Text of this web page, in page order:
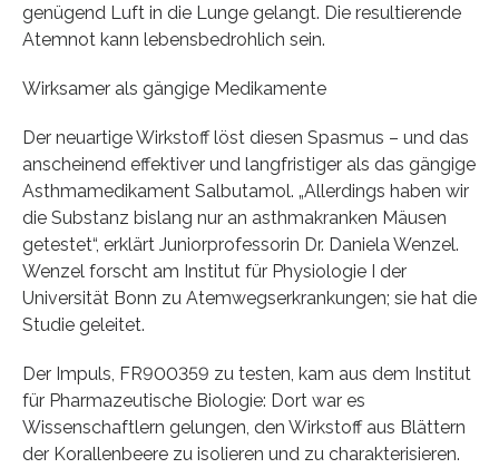
genügend Luft in die Lunge gelangt. Die resultierende
Atemnot kann lebensbedrohlich sein.
Wirksamer als gängige Medikamente
Der neuartige Wirkstoff löst diesen Spasmus – und das
anscheinend effektiver und langfristiger als das gängige
Asthmamedikament Salbutamol. „Allerdings haben wir
die Substanz bislang nur an asthmakranken Mäusen
getestet“, erklärt Juniorprofessorin Dr. Daniela Wenzel.
Wenzel forscht am Institut für Physiologie I der
Universität Bonn zu Atemwegserkrankungen; sie hat die
Studie geleitet.
Der Impuls, FR900359 zu testen, kam aus dem Institut
für Pharmazeutische Biologie: Dort war es
Wissenschaftlern gelungen, den Wirkstoff aus Blättern
der Korallenbeere zu isolieren und zu charakterisieren.